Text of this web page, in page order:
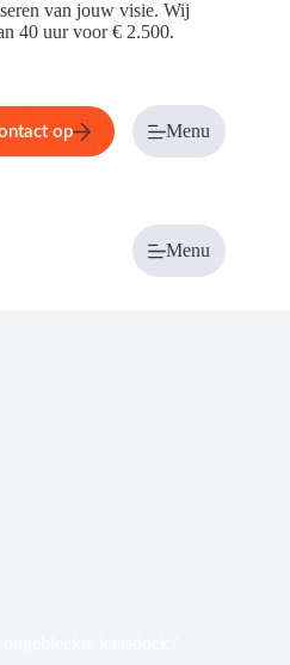
van jouw visie. Wij
40 uur voor € 2.500.
Service Over ons
op Menu
Menu